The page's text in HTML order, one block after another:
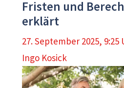
Fristen und
erklärt
27. September 2025, 9:25
Ingo Kosick